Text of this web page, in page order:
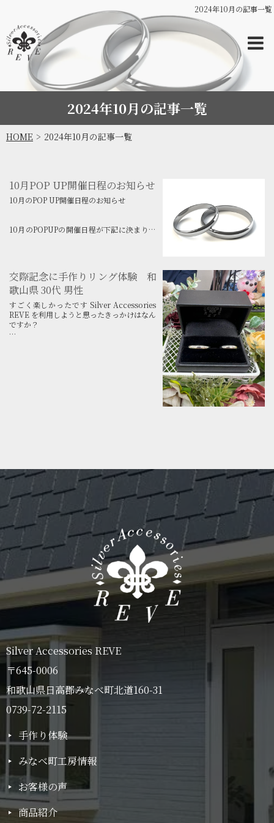
2024年10月の記事一覧
2024年10月の記事一覧
HOME 2024年10月の記事一覧
10月POP UP開催日程のお知らせ
10月のPOP UP開催日程のお知らせ
10月のPOPUPの開催日程が下記に決まりま
交際記念に手作りリング体験 和
歌山県 30代 男性
すごく楽しかったです Silver Accessories
REVE を利用しようと思ったきっかけはなん
ですか？
Silver Accessories REVE
〒645-0006
和歌山県日高郡みなべ町北道160-31
0739-72-2115
手作り体験
みなべ町工房情報
お客様の声
商品紹介